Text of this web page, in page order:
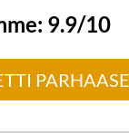
9.9/10